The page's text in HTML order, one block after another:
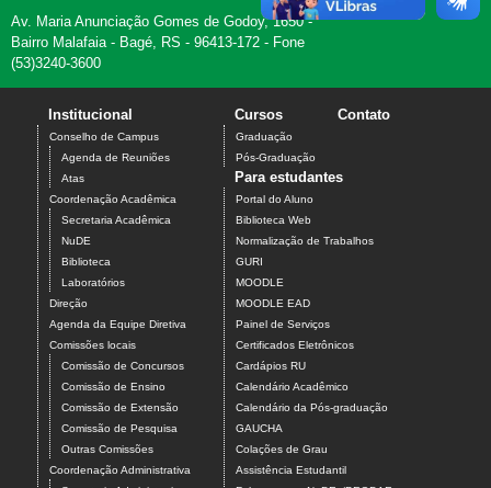
Av. Maria Anunciação Gomes de Godoy, 1650 -
Bairro Malafaia - Bagé, RS - 96413-172 - Fone
(53)3240-3600
Institucional
Conselho de Campus
Agenda de Reuniões
Atas
Coordenação Acadêmica
Secretaria Acadêmica
NuDE
Biblioteca
Laboratórios
Direção
Agenda da Equipe Diretiva
Comissões locais
Comissão de Concursos
Comissão de Ensino
Comissão de Extensão
Comissão de Pesquisa
Outras Comissões
Coordenação Administrativa
Cursos
Graduação
Pós-Graduação
Contato
Para estudantes
Portal do Aluno
Biblioteca Web
Normalização de Trabalhos
GURI
MOODLE
MOODLE EAD
Painel de Serviços
Certificados Eletrônicos
Cardápios RU
Calendário Acadêmico
Calendário da Pós-graduação
GAUCHA
Colações de Grau
Assistência Estudantil